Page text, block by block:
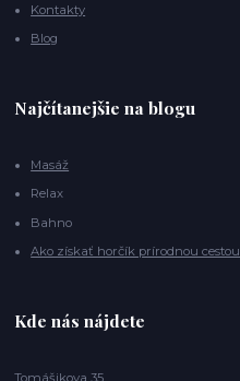
Kontakty
Blog
Najčítanejšie na blogu
Masáž
Relax
Bahno
Ako získať horčík prírodnou cestou
Kde nás nájdete
Tomášikova 35